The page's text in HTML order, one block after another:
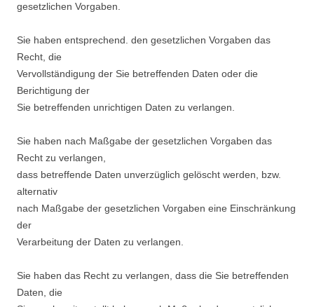
gesetzlichen Vorgaben.
Sie haben entsprechend. den gesetzlichen Vorgaben das
Recht, die
Vervollständigung der Sie betreffenden Daten oder die
Berichtigung der
Sie betreffenden unrichtigen Daten zu verlangen.
Sie haben nach Maßgabe der gesetzlichen Vorgaben das
Recht zu verlangen,
dass betreffende Daten unverzüglich gelöscht werden, bzw.
alternativ
nach Maßgabe der gesetzlichen Vorgaben eine Einschränkung
der
Verarbeitung der Daten zu verlangen.
Sie haben das Recht zu verlangen, dass die Sie betreffenden
Daten, die